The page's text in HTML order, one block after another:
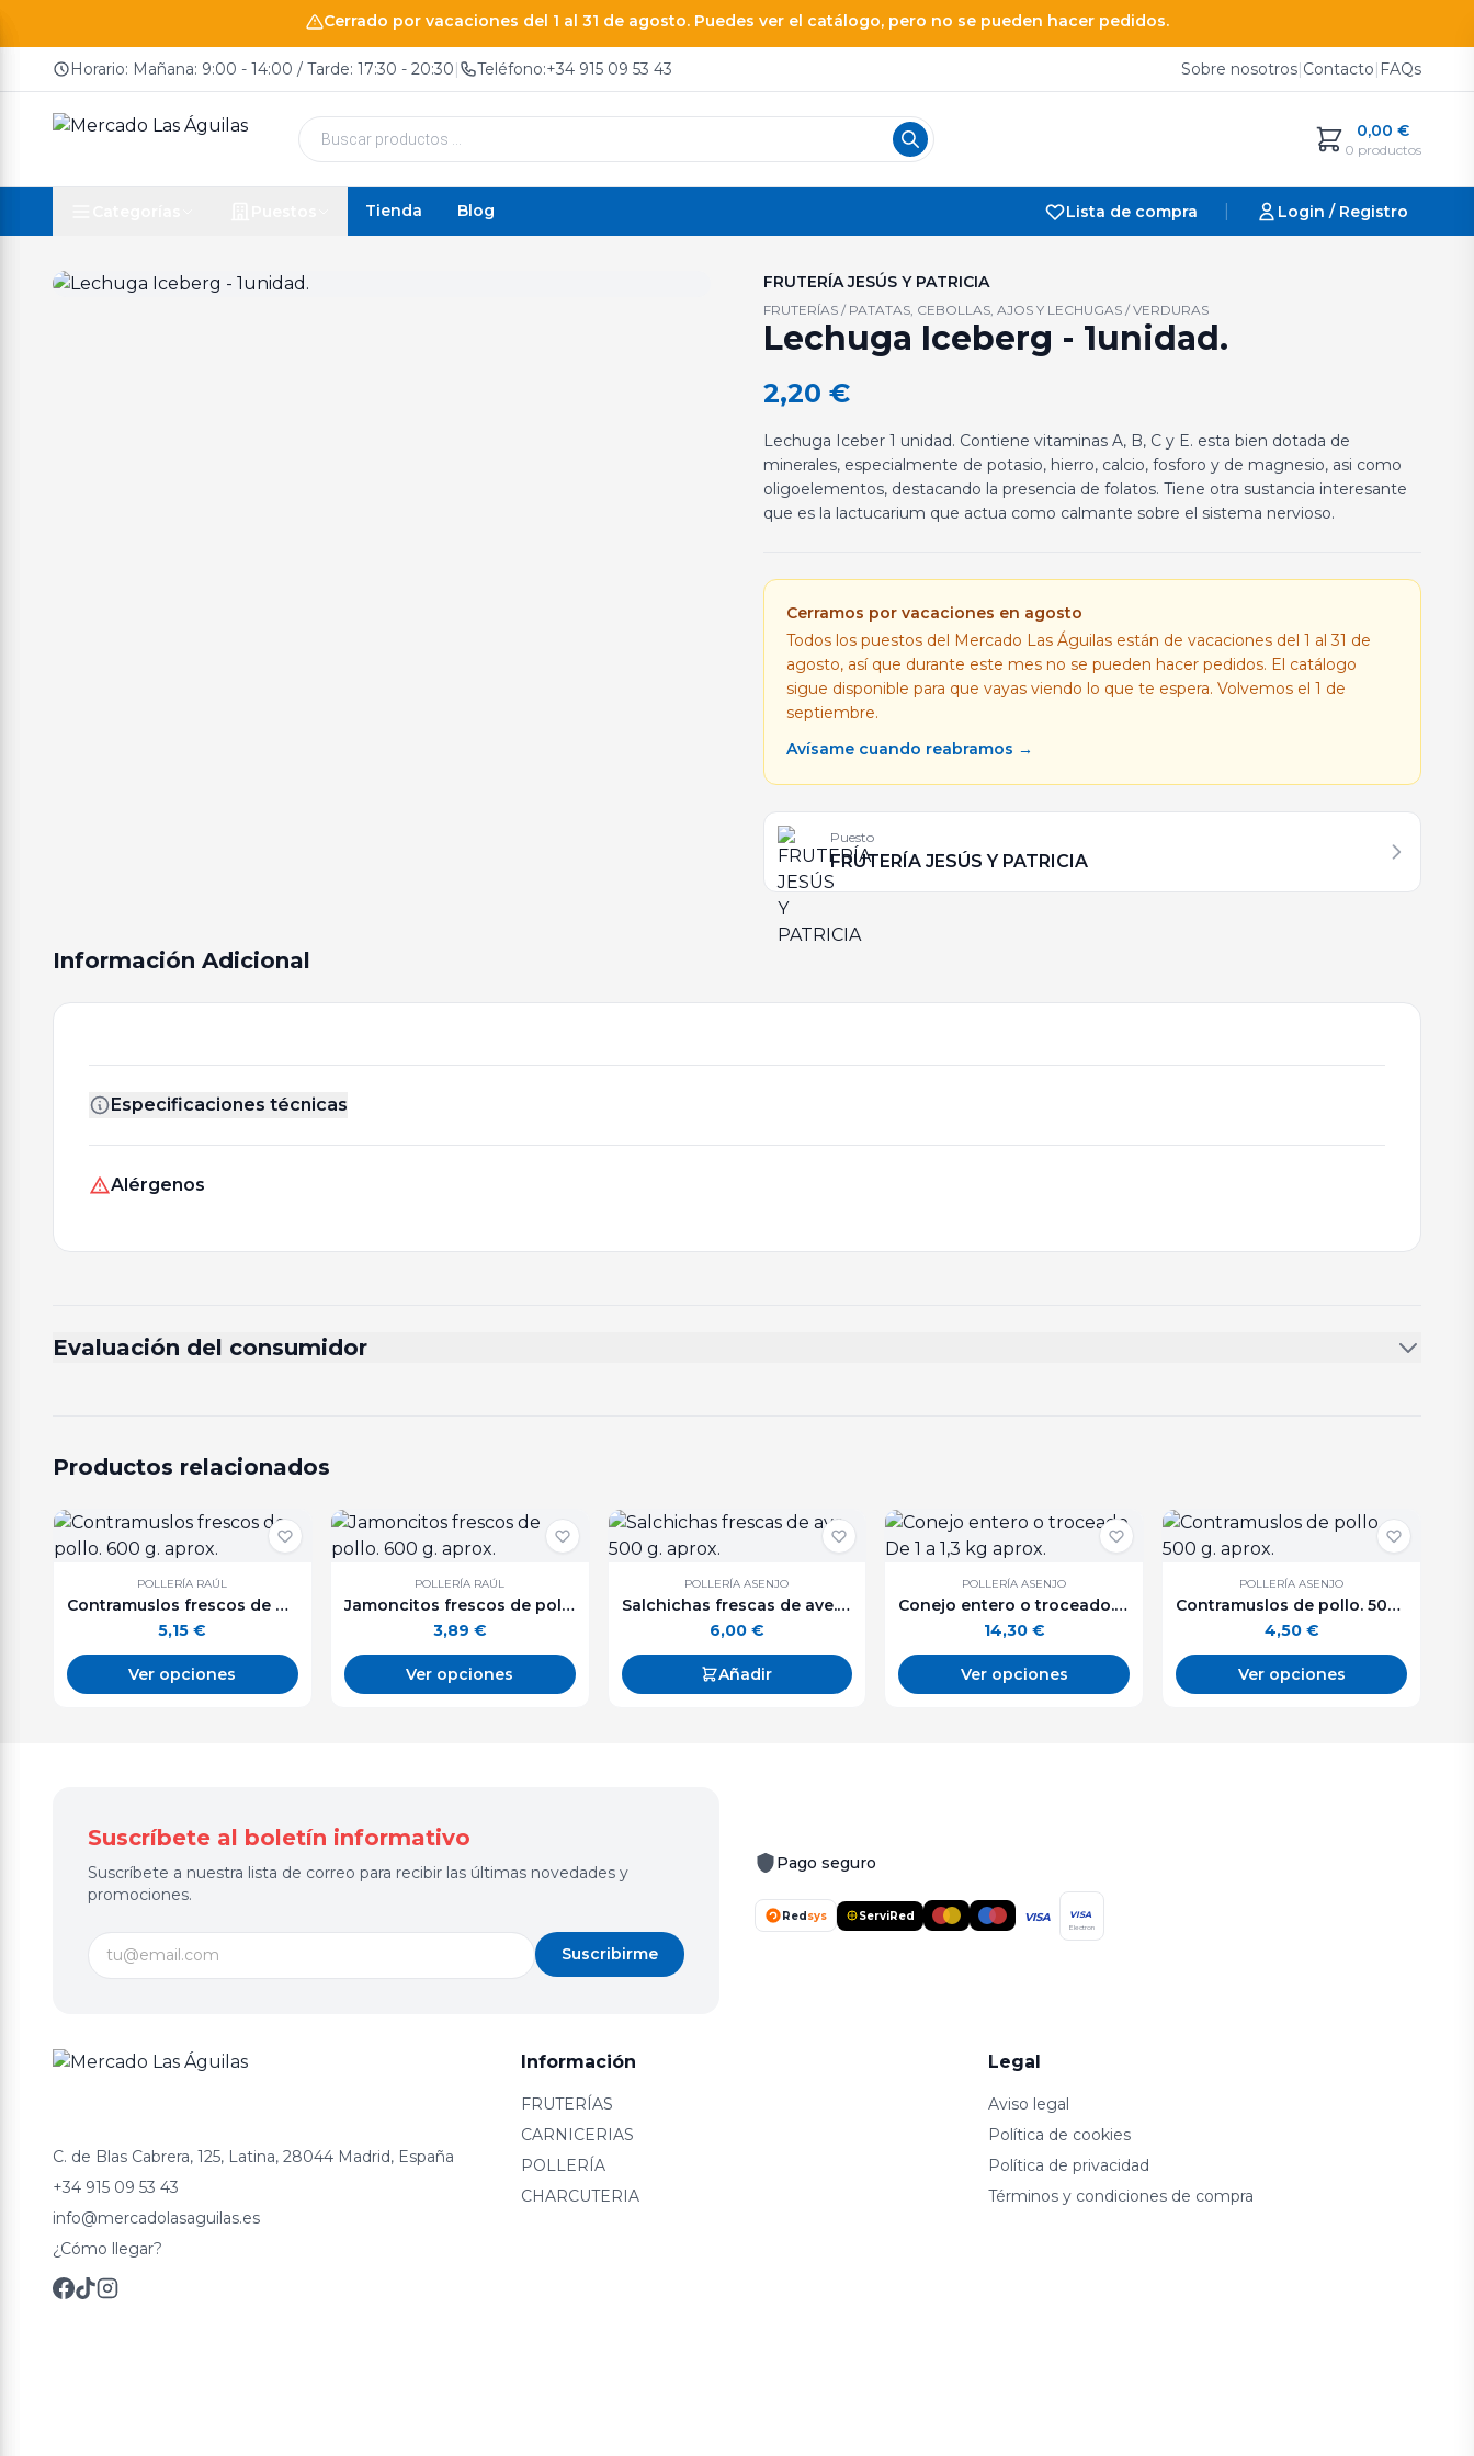
Cerrado por vacaciones del 1 al 31 de agosto. Puedes ver el catálogo, pero no se pueden hacer pedidos.
Horario: Mañana: 9:00 - 14:00 / Tarde: 17:30 - 20:30| Teléfono:+34 915 09 53 43 Sobre nosotros|Contacto| FAQs
Búsqueda
productos
0,00 €
0 productos
Tienda Blog Lista de compra Login / Registro
FRUTERÍA JESÚS Y PATRICIA
FRUTERÍAS / PATATAS, CEBOLLAS, AJOS Y LECHUGAS / VERDURAS
Lechuga Iceberg - 1unidad.
2,20 €
Lechuga Iceber 1 unidad. Contiene vitaminas A, B, C y E. esta bien dotada de
minerales, especialmente de potasio, hierro, calcio, fosforo y de magnesio, asi como
oligoelementos, destacando la presencia de folatos. Tiene otra sustancia interesante
que es la lactucarium que actua como calmante sobre el sistema nervioso.
Cerramos por vacaciones en agosto
Todos los puestos del Mercado Las Águilas están de vacaciones del 1 al 31 de
agosto, así que durante este mes no se pueden hacer pedidos. El catálogo
sigue disponible para que vayas viendo lo que te espera. Volvemos el 1 de
septiembre.
Avísame cuando reabramos →
Puesto
FRUTERÍA JESÚS Y PATRICIA
Información Adicional
Especificaciones técnicas
Alérgenos
Evaluación del consumidor
Productos relacionados
POLLERÍA RAÚL
Contramuslos frescos de pollo. 600 g. aprox.
5,15€
Ver opciones
POLLERÍA RAÚL
Jamoncitos frescos de pollo. 600 g. aprox.
3,89 €
Ver opciones
POLLERÍA ASENJO
Salchichas frescas de ave. 500 g. aprox.
6,00 €
Añadir
POLLERÍA ASENJO
Conejo entero o troceado. De 1 a 1,3 kg aprox.
14,30 €
Ver opciones
POLLERÍA ASENJO
Contramuslos de pollo. 500 g. aprox.
4,50 €
Ver opciones
Suscríbete al boletín informativo
Suscríbete a nuestra lista de correo para recibir las últimas novedades y
promociones.
Suscribirme
Pago seguro
Redsys ServiRed VISA VISA
Electron
C. de Blas Cabrera, 125, Latina, 28044 Madrid, España
+34 915 09 53 43
info@mercadolasaguilas.es
¿Cómo llegar?
Información
FRUTERÍAS
CARNICERIAS
POLLERÍA
CHARCUTERIA
Legal
Aviso legal
Política de cookies
Política de privacidad
Términos y condiciones de compra